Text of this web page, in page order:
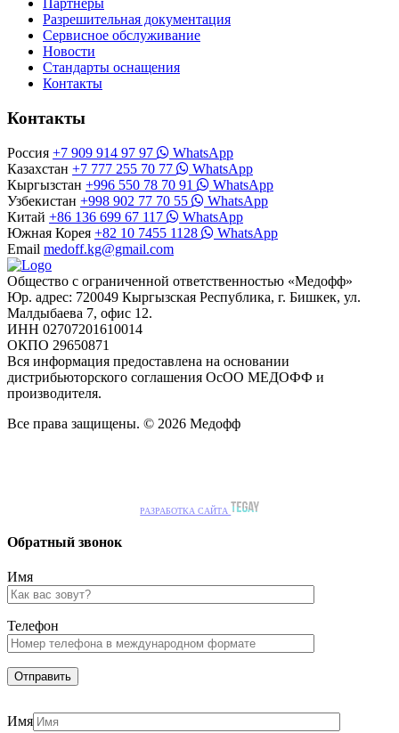
Партнеры
Разрешительная документация
Сервисное обслуживание
Новости
Стандарты оснащения
Контакты
Контакты
Россия +7 909 914 97 97
WhatsApp
Казахстан +7 777 255 70 77
WhatsApp
Кыргызстан +996 550 78 70 91
WhatsApp
Узбекистан +998 902 77 70 55
WhatsApp
Китай +86 136 699 67 117
WhatsApp
Южная Корея +82 10 7455 1128
WhatsApp
Email medoff.kg@gmail.com
Общество с ограниченной ответственностью «Медофф»
Юр. адрес: 720049 Кыргызская Республика, г. Бишкек, ул.
Малдыбаева 7, офис 12.
ИНН 02707201610014
ОКПО 29650871
Вся информация предоставлена на основании
дистрибьюторского соглашения ОсОО МЕДОФФ и
производителя.
Все права защищены. © 2026 Медофф
РАЗРАБОТКА САЙТА
Обратный звонок
Имя
Телефон
Имя